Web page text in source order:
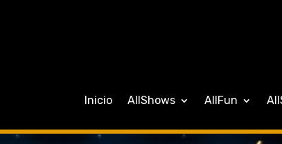
Inicio AllShows AllFun